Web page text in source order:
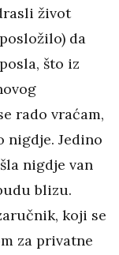
život
da
što iz
rado vraćam,
Jedino
nigdje van
blizu.
koji se
za privatne